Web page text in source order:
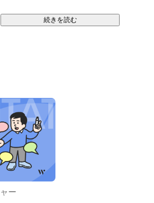
ングサービスの提供を通じて、企業や自
元化プラットフォーム『口コミコム』に
富な知見を活かし、海外媒体を含む多言語
す。
ンフルエンサー向けセルフサンプリングサ
続きを読む
ー